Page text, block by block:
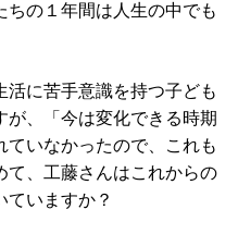
ちの１年間は人生の中でも
に苦手意識を持つ子ども
が、「今は変化できる時期
ていなかったので、これも
て、工藤さんはこれからの
ていますか？